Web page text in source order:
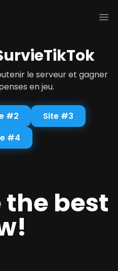
le serveur et gagner
en jeu.
#2
Site #3
#4
the best